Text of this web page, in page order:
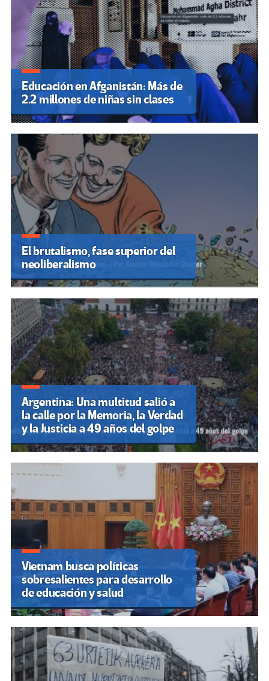
Educación en Afganistán: Más de
2.2 millones de niñas sin clases
El brutalismo, fase superior del
neoliberalismo
Argentina: Una multitud salió a
la calle por la Memoria, la Verdad
y la Justicia a 49 años del golpe
Vietnam busca políticas
sobresalientes para desarrollo
de educación y salud